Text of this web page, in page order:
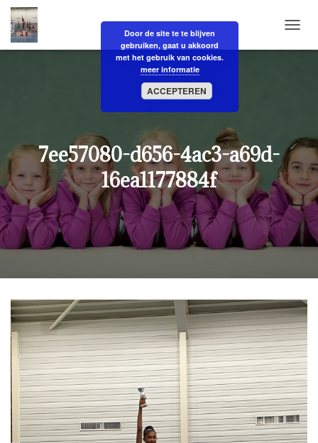
A
E
I
S
S
E
L
E
N
7ee57080-d656-4ac3-a69d-
16ea1177884f
Door de site te te blijven
gebruiken, gaat u akkoord
met het gebruik van cookies.
meer informatie
ACCEPTEREN